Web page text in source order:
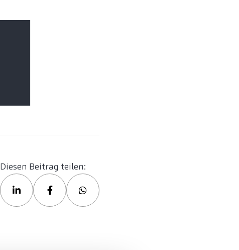
Diesen Beitrag teilen: